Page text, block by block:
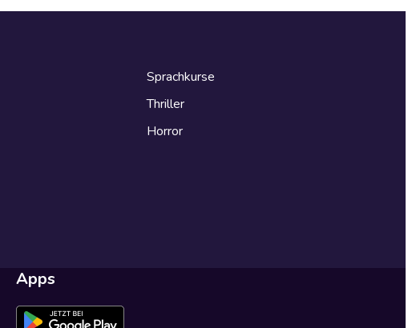
Sprachkurse
Thriller
Horror
Apps